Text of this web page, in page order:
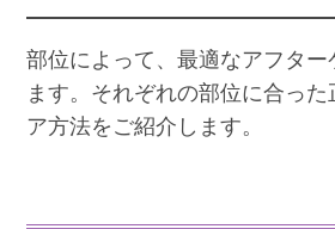
部位によって、最適なアフター
ます。それぞれの部位に合っ
ア方法をご紹介します。